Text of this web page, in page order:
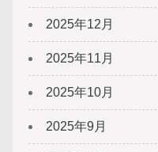
2025年12月
2025年11月
2025年10月
2025年9月